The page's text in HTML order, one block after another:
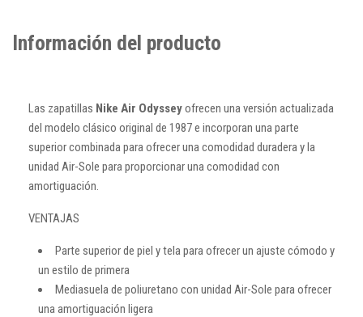
Información del producto
Las zapatillas Nike Air Odysseyofrecen una versión actualizada
del modelo clásico original de 1987 e incorporan una parte
superior combinada para ofrecer una comodidad duradera y la
unidad Air-Sole para proporcionar una comodidad con
amortiguación.
VENTAJAS
Parte superior de piel y tela para ofrecer un ajuste cómodo y
un estilo de primera
Mediasuela de poliuretano con unidad Air-Sole para ofrecer
una amortiguación ligera